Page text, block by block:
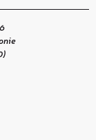
)